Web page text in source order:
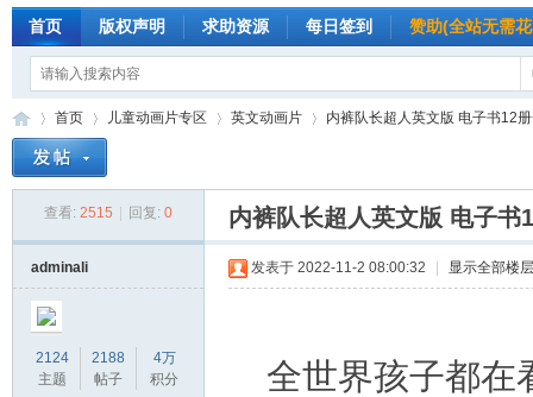
首页 版权声明 求助资源 每日签到 赞助(全站无需
首页
›
儿童动画片专区 英文动画片
›
内裤队长超人英文版 电子书12
查看: 2515 回复: 0 内裤队长超人英文版 电子
adminali
2124
主题
2188
帖子
4万
积分
发表于 2022-11-2 08:00:32 显示全部楼层
全世界孩子都在